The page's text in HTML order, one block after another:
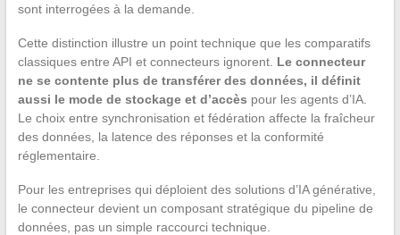
sont interrogées à la demande.
Cette distinction illustre un point technique que les comparatifs
classiques entre API et connecteurs ignorent. Le connecteur
ne se contente plus de transférer des données, il définit
aussi le mode de stockage et d’accès pour les agents d’IA.
Le choix entre synchronisation et fédération affecte la fraîcheur
des données, la latence des réponses et la conformité
réglementaire.
Pour les entreprises qui déploient des solutions d’IA générative,
le connecteur devient un composant stratégique du pipeline de
données, pas un simple raccourci technique.